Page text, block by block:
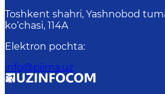
Toshkent shahri, Yashnobod
ko‘chasi, 114A
Elektron pochta:
info@piima.uz